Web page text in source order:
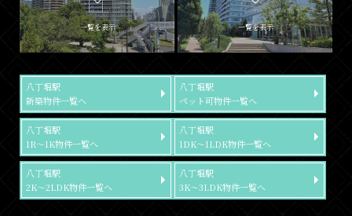
一覧を表示 一覧を表示
八丁堀駅
新築物件一覧へ
八丁堀駅
ペット可物件一覧へ
八丁堀駅
1R～1K物件一覧へ
八丁堀駅
1DK～1LDK物件一覧へ
八丁堀駅
2K～2LDK物件一覧へ
八丁堀駅
3K～3LDK物件一覧へ